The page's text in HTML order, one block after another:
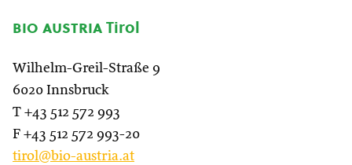
bio austriaTirol
Wilhelm-Greil-Straße 9
6020 Innsbruck
T +43 512 572 993
F +43 512 572 993-20
tirol@bio-austria.at